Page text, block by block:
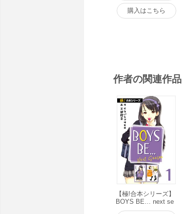
購入はこちら
作者の関連作品
【極!合本シリーズ】
BOYS BE… next se
ason1巻 電子書籍版